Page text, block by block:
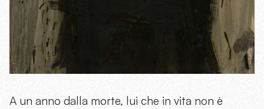
A un anno dalla morte, lui che in vita non è